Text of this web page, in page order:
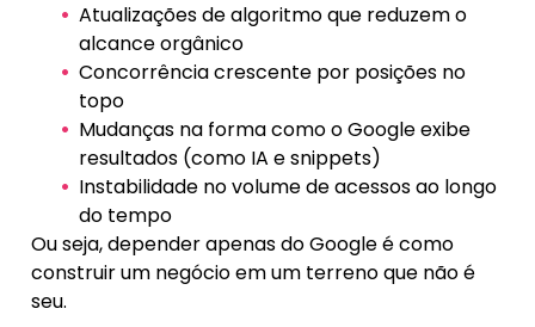
Atualizações de algoritmo que reduzem o
alcance orgânico
Concorrência crescente por posições no
topo
Mudanças na forma como o Google exibe
resultados (como IA e snippets)
Instabilidade no volume de acessos ao longo
do tempo
Ou seja, depender apenas do Google é como
construir um negócio em um terreno que não é
seu.